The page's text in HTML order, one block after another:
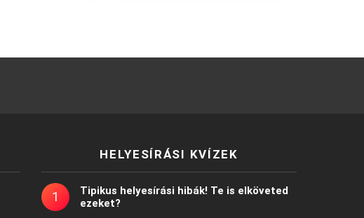
HELYESÍRÁSI KVÍZEK
Tipikus helyesírási hibák! Te is elköveted
ezeket?